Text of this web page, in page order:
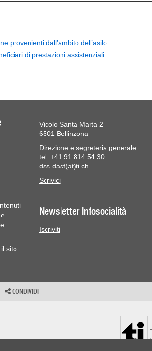
provenienti dall’ambito dell’asilo
di prestazioni assistenziali
sito:
Vicolo Santa Marta 2
6501 Bellinzona
Direzione e segreteria generale
tel. +41 91 814 54 30
dss-dasf(at)ti.ch
Scrivici
Newsletter Infosocialità
Iscriviti
CONDIVIDI